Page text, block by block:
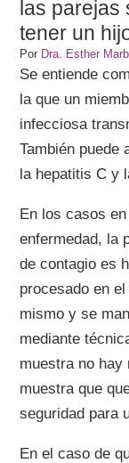
las parejas
tener un
Por Dra. Esther
Se entiende
la que un
infecciosa
También puede
la hepatitis C y
En los casos
enfermedad, la
de contagio es
procesado en
mismo y se
mediante
muestra no
muestra que
seguridad para
En el caso de